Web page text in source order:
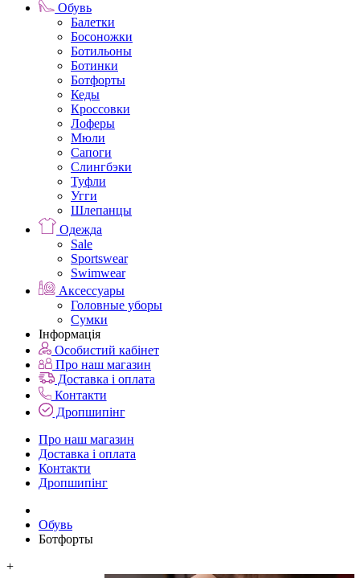
Обувь
Балетки
Босоножки
Ботильоны
Ботинки
Ботфорты
Кеды
Кроссовки
Лоферы
Мюли
Сапоги
Слингбэки
Туфли
Угги
Шлепанцы
Одежда
Sale
Sportswear
Swimwear
Аксессуары
Головные уборы
Сумки
Інформація
Особистий кабінет
Про наш магазин
Доставка і оплата
Контакти
Дропшипінг
Про наш магазин
Доставка і оплата
Контакти
Дропшипінг
Обувь
Ботфорты
+